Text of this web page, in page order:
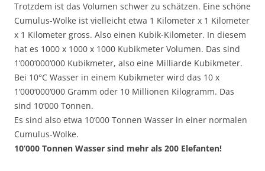
Trotzdem ist das Volumen schwer zu schätzen. Eine schöne
Cumulus-Wolke ist vielleicht etwa 1 Kilometer x 1 Kilometer
x 1 Kilometer gross. Also einen Kubik-Kilometer. In diesem
hat es 1000 x 1000 x 1000 Kubikmeter Volumen. Das sind
1‘000‘000‘000 Kubikmeter, also eine Milliarde Kubikmeter.
Bei 10°C Wasser in einem Kubikmeter wird das 10 x
1‘000‘000‘000 Gramm oder 10 Millionen Kilogramm. Das
sind 10‘000 Tonnen.
Es sind also etwa 10‘000 Tonnen Wasser in einer normalen
Cumulus-Wolke.
10‘000 Tonnen Wasser sind mehr als 200 Elefanten!